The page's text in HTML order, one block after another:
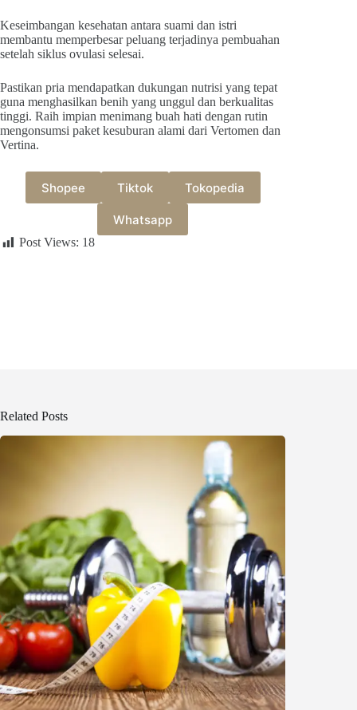
Keseimbangan kesehatan antara suami dan istri
membantu memperbesar peluang terjadinya pembuahan
setelah siklus ovulasi selesai.
Pastikan pria mendapatkan dukungan nutrisi yang tepat
guna menghasilkan benih yang unggul dan berkualitas
tinggi. Raih impian menimang buah hati dengan rutin
mengonsumsi paket kesuburan alami dari Vertomen dan
Vertina.
Shopee Tiktok Tokopedia
Whatsapp
Post Views: 18
Related Posts